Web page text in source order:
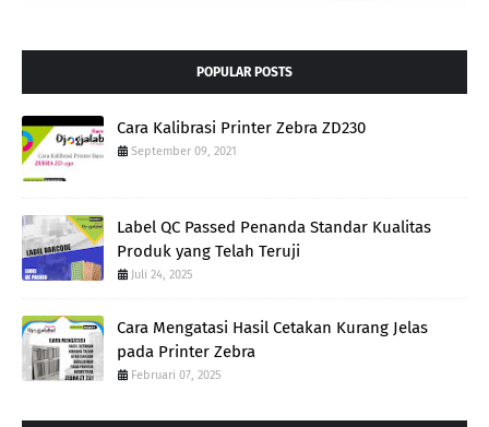
POPULAR POSTS
Cara Kalibrasi Printer Zebra ZD230
September 09, 2021
Label QC Passed Penanda Standar Kualitas
Produk yang Telah Teruji
Juli 24, 2025
Cara Mengatasi Hasil Cetakan Kurang Jelas
pada Printer Zebra
Februari 07, 2025